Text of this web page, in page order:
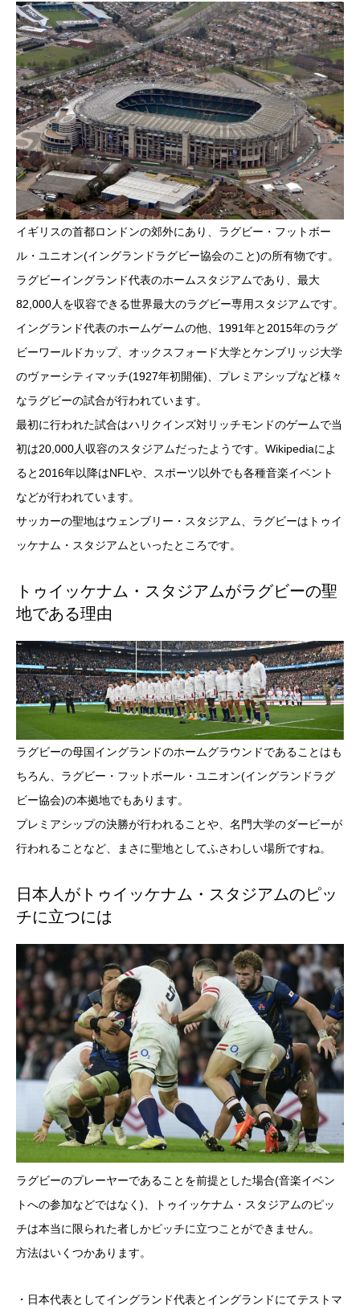
イギリスの首都ロンドンの郊外にあり、ラグビー・フットボー
ル・ユニオン(イングランドラグビー協会のこと)の所有物です。
ラグビーイングランド代表のホームスタジアムであり、最大
82,000人を収容できる世界最大のラグビー専用スタジアムです。
イングランド代表のホームゲームの他、1991年と2015年のラグ
ビーワールドカップ、オックスフォード大学とケンブリッジ大学
のヴァーシティマッチ(1927年初開催)、プレミアシップなど様々
なラグビーの試合が行われています。
最初に行われた試合はハリクインズ対リッチモンドのゲームで当
初は20,000人収容のスタジアムだったようです。Wikipediaによ
ると2016年以降はNFLや、スポーツ以外でも各種音楽イベント
などが行われています。
サッカーの聖地はウェンブリー・スタジアム、ラグビーはトゥイ
ッケナム・スタジアムといったところです。
トゥイッケナム・スタジアムがラグビーの聖
地である理由
ラグビーの母国イングランドのホームグラウンドであることはも
ちろん、ラグビー・フットボール・ユニオン(イングランドラグ
ビー協会)の本拠地でもあります。
プレミアシップの決勝が行われることや、名門大学のダービーが
行われることなど、まさに聖地としてふさわしい場所ですね。
日本人がトゥイッケナム・スタジアムのピッ
チに立つには
ラグビーのプレーヤーであることを前提とした場合(音楽イベン
トへの参加などではなく)、トゥイッケナム・スタジアムのピッ
チは本当に限られた者しかピッチに立つことができません。
方法はいくつかあります。
・日本代表としてイングランド代表とイングランドにてテストマ